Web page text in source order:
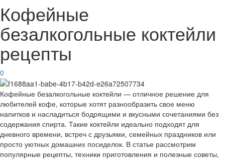
Кофейные
безалкогольные коктейли
рецепты
0
Кофейные безалкогольные коктейли — отличное решение для
любителей кофе, которые хотят разнообразить свое меню
напитков и насладиться бодрящими и вкусными сочетаниями без
содержания спирта. Такие коктейли идеально подходят для
дневного времени, встреч с друзьями, семейных праздников или
просто уютных домашних посиделок. В статье рассмотрим
популярные рецепты, техники приготовления и полезные советы,